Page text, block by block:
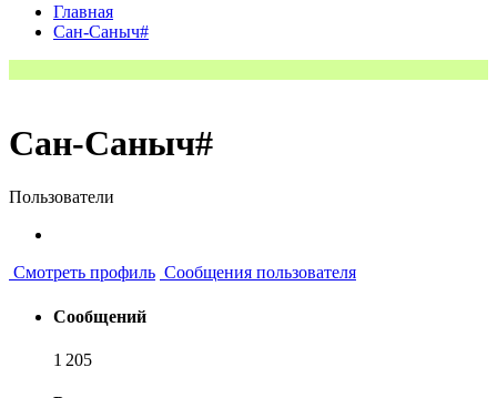
Главная
Сан-Саныч#
Сан-Саныч#
Пользователи
Смотреть профиль Сообщения пользователя
Сообщений
1 205